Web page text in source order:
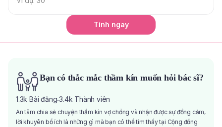
Tính ngay
Bạn có thắc mắc thầm kín muốn hỏi bác sĩ?
1.3k Bài đăng·3.4k Thành viên
An tâm chia sẻ chuyện thầm kín vợ chồng và nhận được sự đồng cảm,
lời khuyên bổ ích là những gì mà bạn có thể tìm thấy tại Cộng đồng